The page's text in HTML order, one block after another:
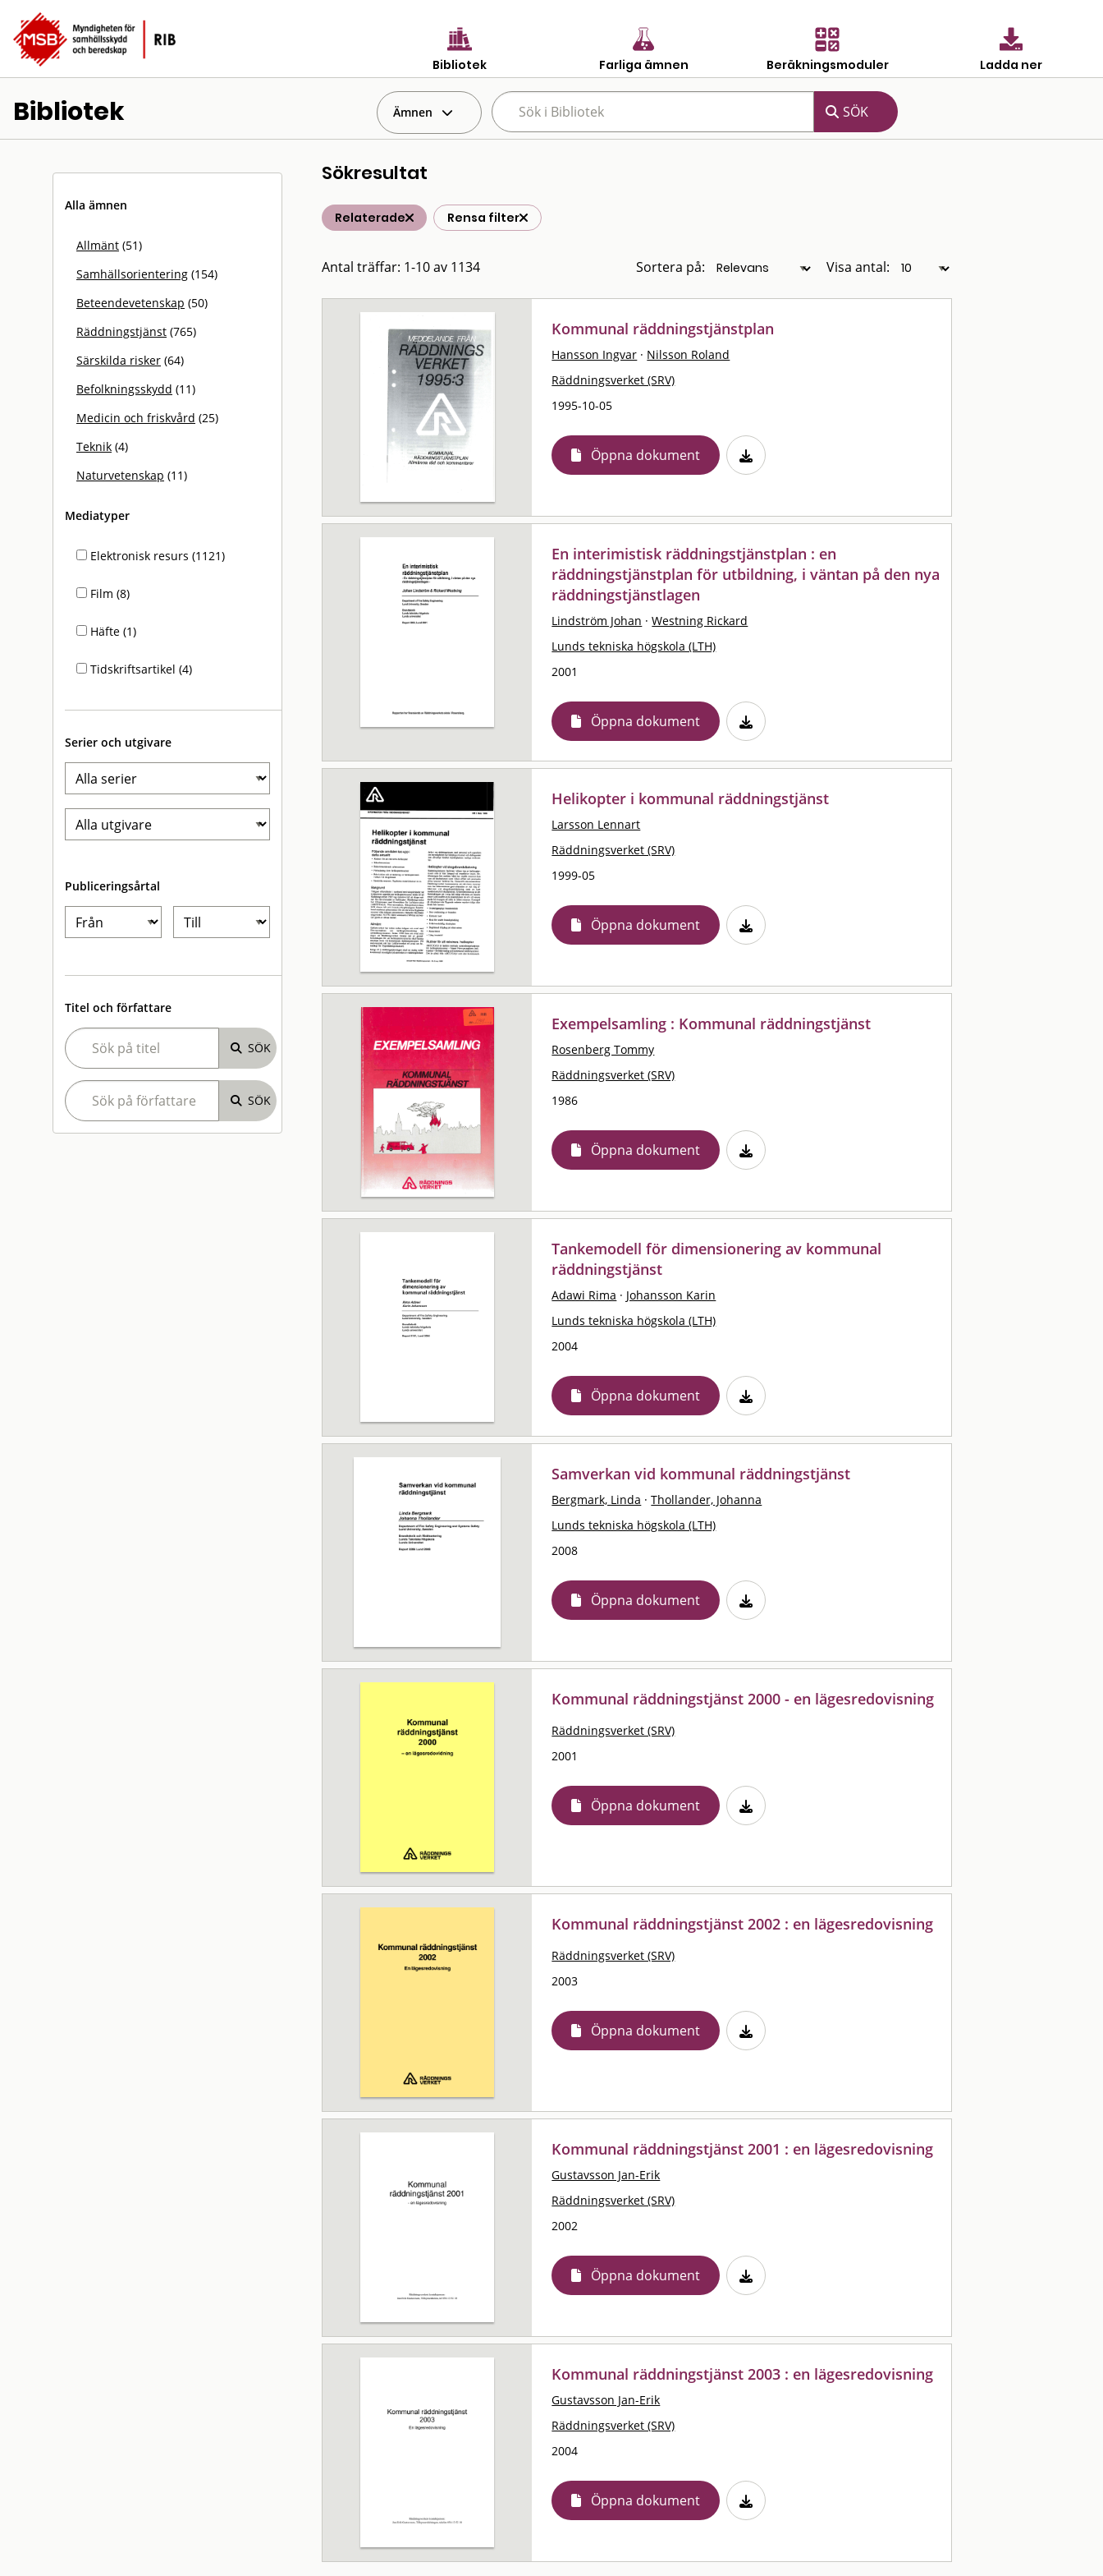
Bibliotek Farliga ämnen Beräkningsmoduler Ladda ner
Bibliotek Ämnen
Alla ämnen
Allmänt (51)
Samhällsorientering (154)
Beteendevetenskap (50)
Räddningstjänst (765)
Särskilda risker (64)
Befolkningsskydd (11)
Medicin och friskvård (25)
Teknik (4)
Naturvetenskap (11)
Mediatyper
Elektronisk resurs (1121)
Film (8)
Häfte (1)
Tidskriftsartikel (4)
Serier och utgivare
Publiceringsårtal
Titel och författare
Sökresultat
Relaterade Rensa filter
Antal träffar: 1-10 av 1134 Sortera på: Visa antal:
Kommunal räddningstjänstplan
Hansson Ingvar · Nilsson Roland
Räddningsverket (SRV)
1995-10-05
Öppna dokument
En interimistisk räddningstjänstplan : en
räddningstjänstplan för utbildning, i väntan på den nya
räddningstjänstlagen
Lindström Johan · Westning Rickard
Lunds tekniska högskola (LTH)
2001
Öppna dokument
Helikopter i kommunal räddningstjänst
Larsson Lennart
Räddningsverket (SRV)
1999-05
Öppna dokument
Exempelsamling : Kommunal räddningstjänst
Rosenberg Tommy
Räddningsverket (SRV)
1986
Öppna dokument
Tankemodell för dimensionering av kommunal
räddningstjänst
Adawi Rima · Johansson Karin
Lunds tekniska högskola (LTH)
2004
Öppna dokument
Samverkan vid kommunal räddningstjänst
Bergmark, Linda · Thollander, Johanna
Lunds tekniska högskola (LTH)
2008
Öppna dokument
Kommunal räddningstjänst 2000 - en lägesredovisning
Räddningsverket (SRV)
2001
Öppna dokument
Kommunal räddningstjänst 2002 : en lägesredovisning
Räddningsverket (SRV)
2003
Öppna dokument
Kommunal räddningstjänst 2001 : en lägesredovisning
Gustavsson Jan-Erik
Räddningsverket (SRV)
2002
Öppna dokument
Kommunal räddningstjänst 2003 : en lägesredovisning
Gustavsson Jan-Erik
Räddningsverket (SRV)
2004
Öppna dokument